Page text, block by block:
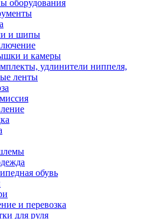
оборудования
и шипы
и камеры
удлинители ниппеля,
ленты
обувь
и перевозка
для руля